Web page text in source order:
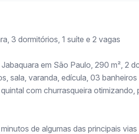
3 dormitórios, 1 suíte e 2 vagas
em São Paulo, 290 m², 2
sala, varanda, edícula, 03
com churrasqueira
de algumas das principais